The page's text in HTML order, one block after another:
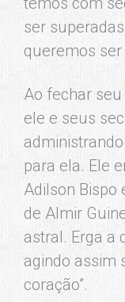
ser
queremos
Ao fechar
ele e seus
para ela. Ele
Adilson Bispo
de Almir
astral. Erga a
agindo assim
coração”.